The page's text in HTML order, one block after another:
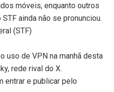
móveis, enquanto outros
ainda não se pronunciou.
(STF)
uso de VPN na manhã desta
rede rival do X.
entrar e publicar pelo